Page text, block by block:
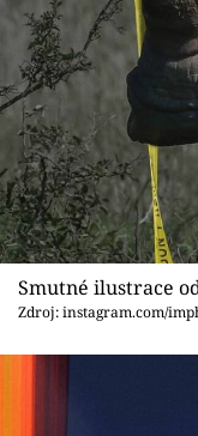
Smutné ilustrace
Zdroj: instagram.com/